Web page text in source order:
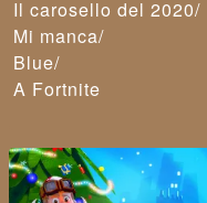
Il carosello del 2020/
Mi manca/
Blue/
A Fortnite